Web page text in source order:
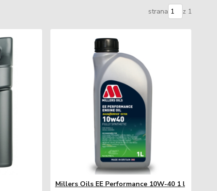
strana z 1
Millers Oils EE Performance 10W-40 1 l